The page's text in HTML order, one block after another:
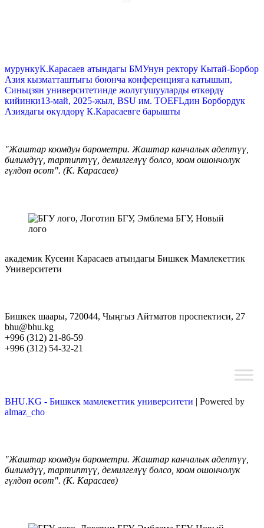
мурункуК.Карасаев атындагы БМУнун ректору Кытай-Борбор
Азия кызматташтыгы боюнча конференцияга катышып,
Синьцзян университетинде жолугушууларды өткөрдү
кийинки13-май, 2025-жыл, BSU им. TOEFLдин Борбордук
Азиядагы өкүлдөрү К.Карасаевге барышты
"Жаштар коомдун барометри. Жаштар канчалык адептүү,
билимдүү, тартиптүү, демилгелүү болсо, коом ошончолук
гүлдөп өсөт". (К. Карасаев)
академик Кусеин Карасаев атындагы Бишкек Мамлекеттик
Университети
Бишкек шаары, 720044, Чыңгыз Айтматов проспектиси, 27
bhu@bhu.kg
+996 (312) 21-86-59
+996 (312) 54-32-21
BHU.KG - Бишкек мамлекеттик университети | Powered by
almaz_cho
"Жаштар коомдун барометри. Жаштар канчалык адептүү,
билимдүү, тартиптүү, демилгелүү болсо, коом ошончолук
гүлдөп өсөт". (К. Карасаев)